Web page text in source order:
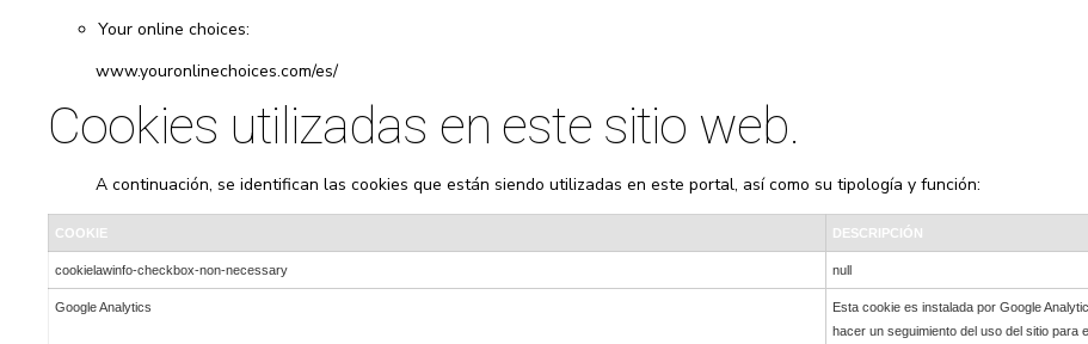
Your online choices:
www.youronlinechoices.com/es/
Cookies utilizadas en este sitio web.
A continuación, se identifican las cookies que están siendo utilizadas en este portal, así como su tipología y función:
COOKIE DESCRIPCIÓN
cookielawinfo-checkbox-non-necessary null
Google Analytics Esta cookie es instalada por Google
hacer un seguimiento del uso del sitio para